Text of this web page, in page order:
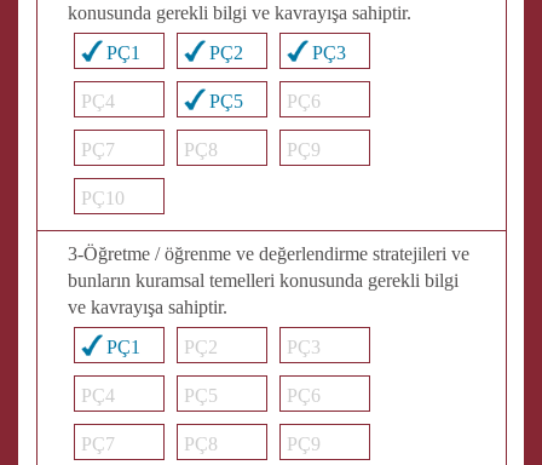
konusunda gerekli bilgi ve kavrayışa sahiptir.
PÇ1
PÇ2 PÇ3
PÇ4 PÇ5 PÇ6
PÇ7 PÇ8 PÇ9
PÇ10
3-Öğretme / öğrenme ve değerlendirme stratejileri ve
bunların kuramsal temelleri konusunda gerekli bilgi
ve kavrayışa sahiptir.
PÇ1
PÇ2 PÇ3
PÇ4 PÇ5 PÇ6
PÇ7 PÇ8 PÇ9